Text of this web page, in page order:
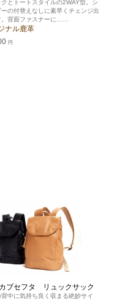
クとトートスタイルの2WAY型。シ
ーの付替えなしに素早くチェンジ出
。背面ファスナーに……
ナル鹿革
円
ブセフタ リュックサック
中に気持ち良く収まる絶妙サイ